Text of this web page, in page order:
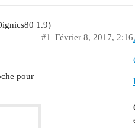
1.9)
Février 8, 2017, 2:16
#1
pour